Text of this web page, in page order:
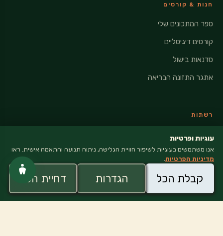
חנות & קורסים
ספר המתכונים שלי
קורסים דיגיטליים
סדנאות בישול
אתגר התזונה הבריאה
רשתות
© 2026 VEGANATI · כל הזכויות שמורות
עוגיות ופרטיות
אנו משתמשים בעוגיות לשיפור חוויית הגלישה, ניתוח תנועה והתאמה אישית. ראו
מדיניות הפרטיות.
קבלת הכל הגדרות דחיית הכל